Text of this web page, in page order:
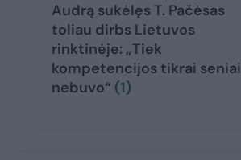
Audrą sukėlęs T. Pačėsas
toliau dirbs Lietuvos
rinktinėje: „Tiek
kompetencijos tikrai seniai
nebuvo“ (1)